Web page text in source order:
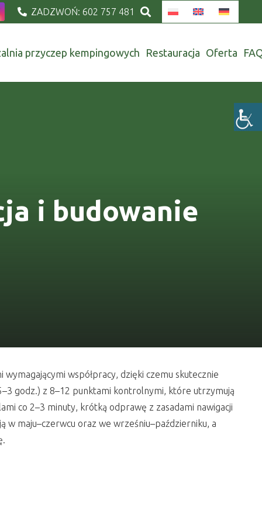
ZADZWOŃ: 602 757 481
przyczep kempingowych Restauracja Oferta
i budowanie
współpracy, dzięki czemu skutecznie
godz.) z 8–12 punktami kontrolnymi, które utrzymują
co 2–3 minuty, krótką odprawę z zasadami nawigacji
maju–czerwcu oraz we wrześniu–październiku, a